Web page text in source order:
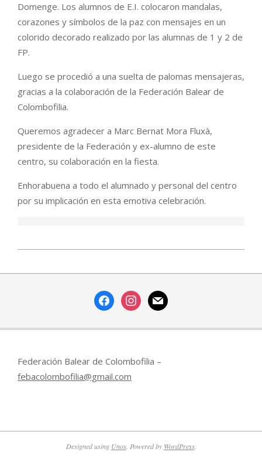
Domenge. Los alumnos de E.I. colocaron mandalas,
corazones y símbolos de la paz con mensajes en un
colorido decorado realizado por las alumnas de 1 y 2 de
FP.
Luego se procedió a una suelta de palomas mensajeras,
gracias a la colaboración de la Federación Balear de
Colombofilia.
Queremos agradecer a Marc Bernat Mora Fluxà,
presidente de la Federación y ex-alumno de este
centro, su colaboración en la fiesta.
Enhorabuena a todo el alumnado y personal del centro
por su implicación en esta emotiva celebración.
02-
facebookinstagram
mail
Federación Balear de Colombofilia –
febacolombofilia@gmail.com
Designed using Unos. Powered by WordPress.